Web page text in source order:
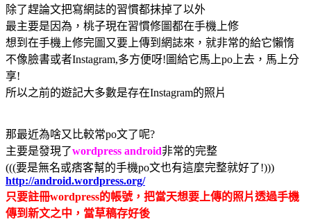
除了趕論文把寫網誌的習慣都抹掉了以外
最主要是因為，桃子現在習慣修圖都在手機上修
想到在手機上修完圖又要上傳到網誌來，就非常的給它懶惰
不像臉書或者Instagram,多方便呀!圖給它馬上po上去，馬上分
享!
所以之前的遊記大多數是存在Instagram的照片
那最近為啥又比較常po文了呢?
主要是發現了wordpress android非常的完整
(((要是無名或痞客幫的手機po文也有這麼完整就好了!)))
http://android.wordpress.org/
只要註冊wordpress的帳號，把當天想要上傳的照片透過手機
傳到新文之中，當草稿存好後